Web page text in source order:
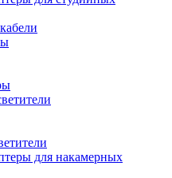
для накамерных